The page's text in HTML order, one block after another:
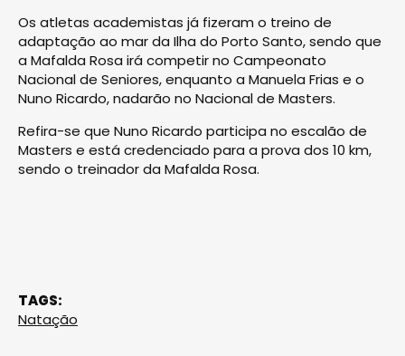
Os atletas academistas já fizeram o treino de
adaptação ao mar da Ilha do Porto Santo, sendo que
a Mafalda Rosa irá competir no Campeonato
Nacional de Seniores, enquanto a Manuela Frias e o
Nuno Ricardo, nadarão no Nacional de Masters.
Refira-se que Nuno Ricardo participa no escalão de
Masters e está credenciado para a prova dos 10 km,
sendo o treinador da Mafalda Rosa.
TAGS:
Natação